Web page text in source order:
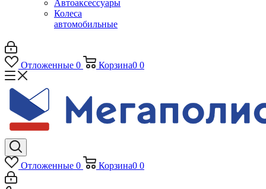
Автоаксессуары
Колеса
автомобильные
Отложенные 0 Корзина0 0
Отложенные 0 Корзина0 0